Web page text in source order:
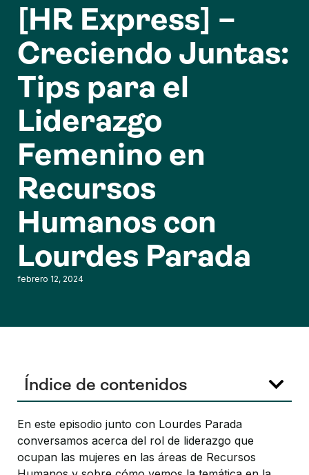
[HR Express] –
Creciendo Juntas:
Tips para el
Liderazgo
Femenino en
Recursos
Humanos con
Lourdes Parada
febrero 12, 2024
Índice de contenidos
En este episodio junto con Lourdes Parada
conversamos acerca del rol de liderazgo que
ocupan las mujeres en las áreas de Recursos